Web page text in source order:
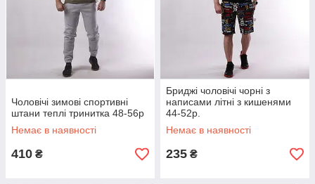
Чоловічі зимові спортивні
штани теплі тринитка 48-56р
Немає в наявності
410 ₴
Бриджі чоловічі чорні з
написами літні з кишенями
44-52р.
Немає в наявності
235 ₴